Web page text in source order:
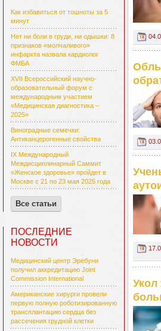
Как избавиться от тошноты за 5
минут
Нет ни боли в груди, ни одышки: 8
признаков «молчаливого»
инфаркта назвала кардиолог
ФМБА
XVII Всероссийский научно-
образовательный форум с
международным участием
«Медицинская диагностика –
2025»
Виноградные семечки:
Антиканцерогенные свойства
IX Международный
Междисциплинарный Саммит
«Женское здоровье» пройдет в
Москве с 21 по 23 мая 2025 года
Все статьи
ПОСЛЕДНИЕ
НОВОСТИ
Медицинский центр Эребуни
получил аккредитацию Joint
Commission International
Американские хирурги провели
первую полную роботизированную
трансплантацию сердца без
рассечения грудной клетки